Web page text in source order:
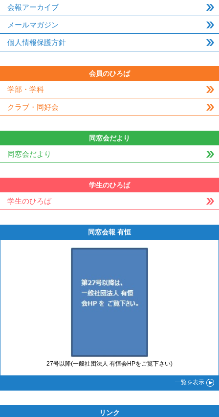
会報アーカイブ
メールマガジン
個人情報保護方針
会員のひろば
学部・学科
クラブ・同好会
同窓会だより
同窓会だより
学生のひろば
学生のひろば
同窓会報 有恒
27号以降(一般社団法人 有恒会HPをご覧下さい)
一覧を表示
リンク